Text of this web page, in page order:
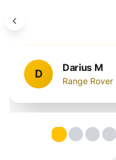
D Darius M
Range
Testimonial